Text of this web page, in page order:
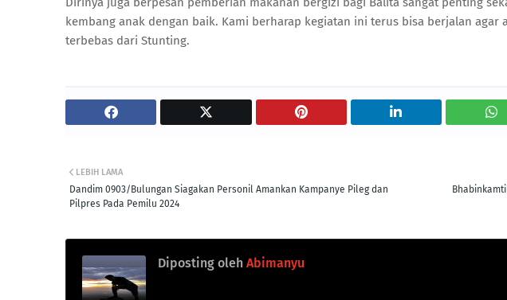
kembang anak dengan baik. Kami berharap kegiatan ini terus bisa berjalan agar
terbebas dari Stunting.
LEBIH LAMA
Dandim 0903/Bulungan Siagakan Personil Amankan Kampanye Pileg dan
Pilpres Pada Pemilu 2024
Diposting oleh Abimanyu